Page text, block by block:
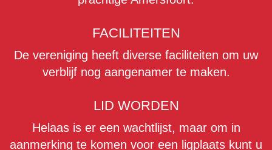
FACILITEITEN
De vereniging heeft diverse faciliteiten om uw
verblijf nog aangenamer te maken.
LID WORDEN
Helaas is er een wachtlijst, maar om in
aanmerking te komen voor een ligplaats kunt u